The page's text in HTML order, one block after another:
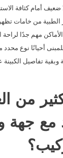
ضعيف أمام كثافة
الطبية من خامات
مهم جدًا لراحة
أحيانًا نوع محدد
وبقية تفاصيل
من
جهة